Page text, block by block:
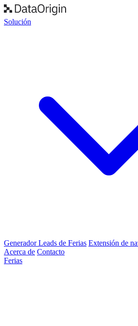
Solución
Generador Leads de Ferias Extensión de
Acerca de Contacto
Ferias